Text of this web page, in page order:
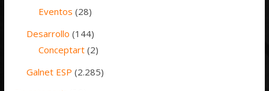
Eventos (28)
Desarrollo (144)
Conceptart (2)
Galnet ESP (2.285)